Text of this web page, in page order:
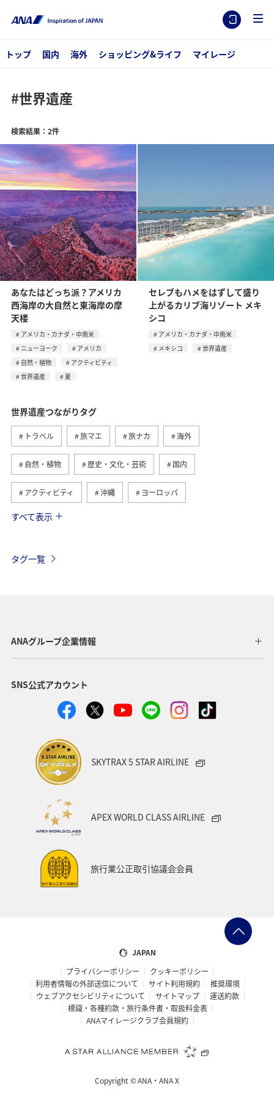
トップ 国内 海外 ショッピング&ライフ マイレージ
#世界遺産
検索結果：2件
あなたはどっち派？アメリカ
西海岸の大自然と東海岸の摩
天楼
アメリカ・カナダ・中南米
ニューヨーク
アメリカ
自然・植物
アクティビティ
世界遺産
夏
セレブもハメをはずして盛り
上がるカリブ海リゾート メキ
シコ
アメリカ・カナダ・中南米
メキシコ
世界遺産
世界遺産つながりタグ
トラベル 旅マエ 旅ナカ 海外
自然・植物 歴史・文化・芸術 国内
アクティビティ 沖縄 ヨーロッパ
趣味
ワーケーション 知床 鹿児島県
日本の歴史・文化・芸術
シドニー 広島県 春
ロウニンアジ（GT）
岩手県 秋田県
すべて表示
タグ一覧
ANAグループ企業情報
SNS公式アカウント
SKYTRAX 5 STAR AIRLINE
APEX WORLD CLASS AIRLINE
旅行業公正取引協議会会員
JAPAN
プライバシーポリシー
クッキーポリシー
利用者情報の外部送信について
サイト利用規約
推奨環境
ウェブアクセシビリティについて
サイトマップ
運送約款
標識・各種約款・旅行条件書・取扱料金表
ANAマイレージクラブ会員規約
Copyright ©ANA・ANA X